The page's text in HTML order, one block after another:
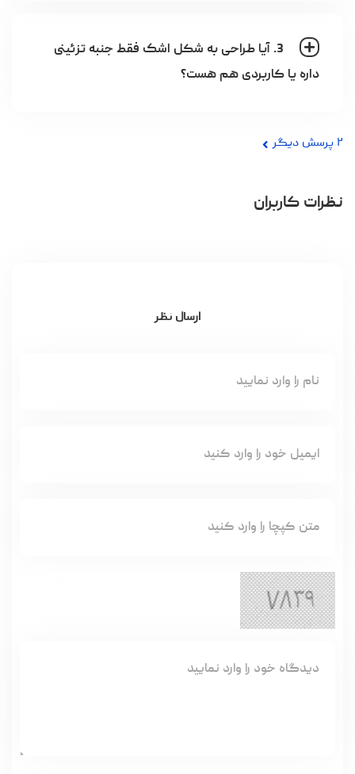
3. آیا طراحی به شکل اشک فقط جنبه تزئینی
داره یا کاربردی هم هست؟
۲ پرسش دیگر
نظرات کاربران
ارسال نظر